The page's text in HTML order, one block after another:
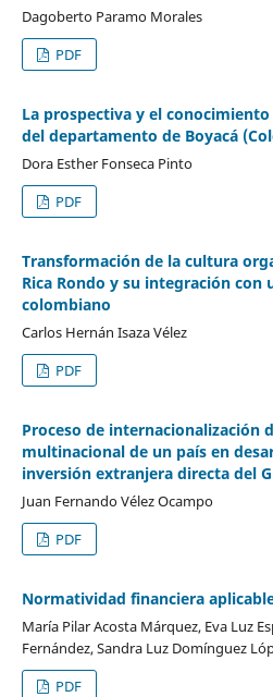
Dagoberto Paramo Morales
PDF
La prospectiva y el conocimiento
del departamento de Boyacá
Dora Esther Fonseca Pinto
PDF
Transformación de la cultura
Rica Rondo y su integración con
colombiano
Carlos Hernán Isaza Vélez
PDF
Proceso de internacionalización
multinacional de un país en
inversión extranjera directa del
Juan Fernando Vélez Ocampo
PDF
Normatividad financiera
María Pilar Acosta Márquez, Eva Luz
Fernández, Sandra Luz Domínguez
PDF